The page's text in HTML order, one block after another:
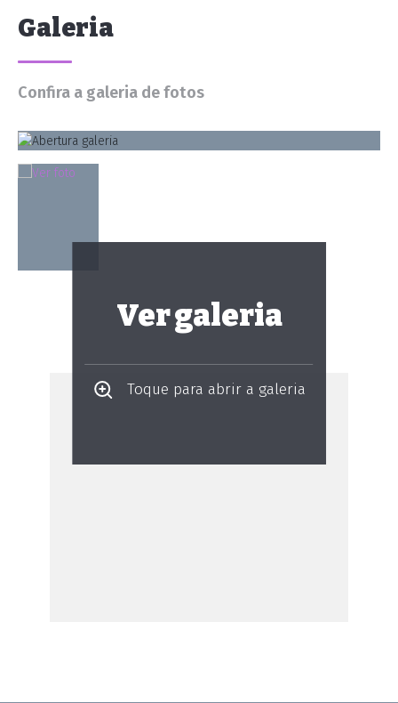
Galeria
Confira a galeria de fotos
Ver galeria
Toque para abrir a galeria